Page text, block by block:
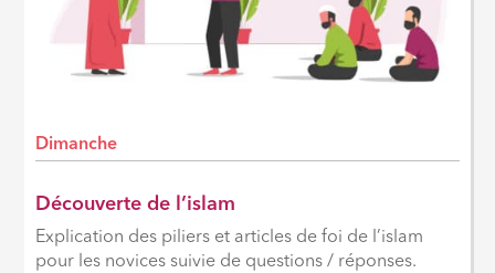
Dimanche
Découverte de l’islam
Explication des piliers et articles de foi de l’islam
pour les novices suivie de questions / réponses.